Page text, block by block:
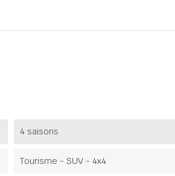
4 saisons
Tourisme - SUV - 4x4